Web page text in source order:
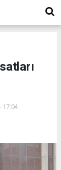
17:04